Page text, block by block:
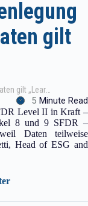
gilt
Eurizon – Bei der Offenlegung von Nachhaltigkeitsdaten gilt „Learning by doing“
5 Minute Read
Level II in Kraft –
8 und 9 SFDR –
Daten teilweise
Head of ESG and